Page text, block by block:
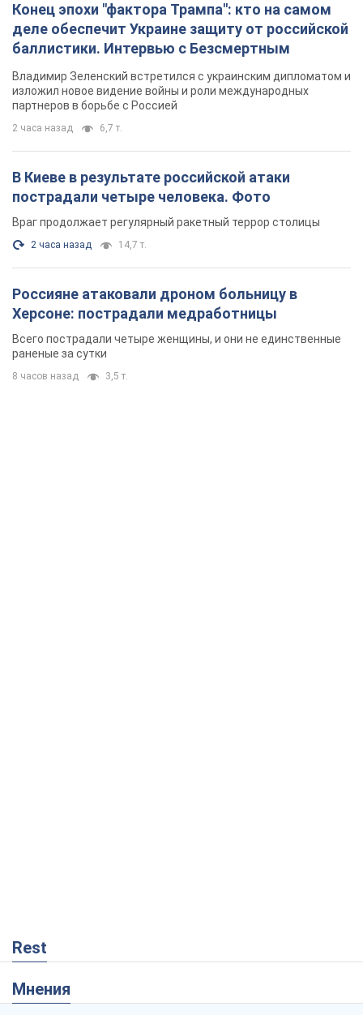
Конец эпохи "фактора Трампа": кто на самом
деле обеспечит Украине защиту от российской
баллистики. Интервью с Безсмертным
Владимир Зеленский встретился с украинским дипломатом и
изложил новое видение войны и роли международных
партнеров в борьбе с Россией
2 часа назад 6,7 т.
В Киеве в результате российской атаки
пострадали четыре человека. Фото
Враг продолжает регулярный ракетный террор столицы
2 часа назад 14,7 т.
Россияне атаковали дроном больницу в
Херсоне: пострадали медработницы
Всего пострадали четыре женщины, и они не единственные
раненые за сутки
8 часов назад 3,5 т.
Rest
Мнения